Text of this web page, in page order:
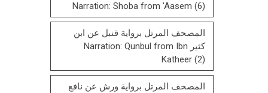
Narration: Shoba from 'Aasem (6)
المصحف المرتل برواية قنبل عن ابن
كثير Narration: Qunbul from Ibn
Katheer (2)
المصحف المرتل برواية ورش عن نافع